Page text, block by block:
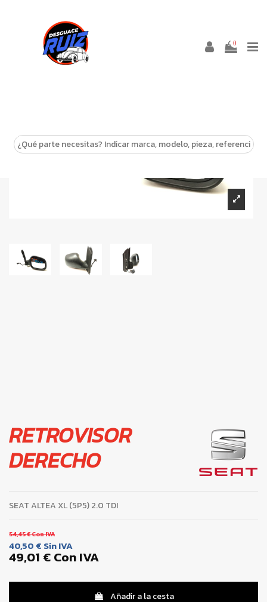
0
RETROVISOR
DERECHO
SEAT ALTEA XL (5P5) 2.0 TDI
54,45 €Con IVA
40,50 € Sin IVA
49,01 €Con IVA
Añadir a la cesta